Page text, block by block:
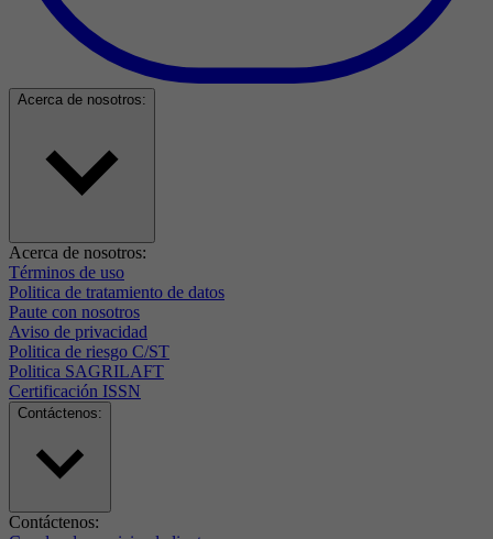
Acerca de nosotros:
Acerca de nosotros:
Términos de uso
Politica de tratamiento de datos
Paute con nosotros
Aviso de privacidad
Politica de riesgo C/ST
Politica SAGRILAFT
Certificación ISSN
Contáctenos:
Contáctenos: